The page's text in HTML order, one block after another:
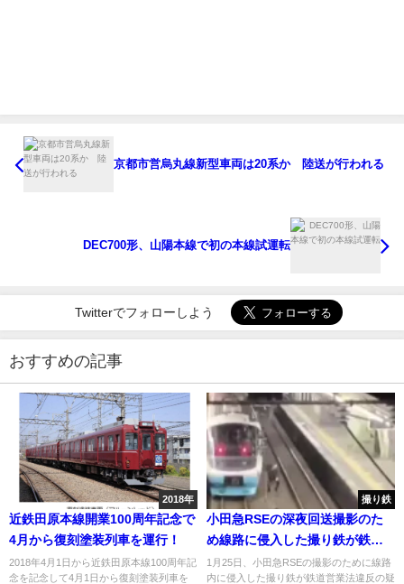
京都市営烏丸線新型車両は20系か 陸送が行われる
DEC700形、山陽本線で初の本線試運転
Twitterでフォローしよう
おすすめの記事
2018年
近鉄田原本線開業100周年記念で
4月から復刻塗装列車を運行！
2018年4月1日から近鉄田原本線100周年記
念を記念して4月1日から復刻塗装列車を
撮り鉄
小田急RSEの深夜回送撮影のた
め線路に侵入した撮り鉄が鉄道
営業法違反で送致
1月25日、小田急RSEの撮影のために線路
内に侵入した撮り鉄が鉄道営業法違反の疑